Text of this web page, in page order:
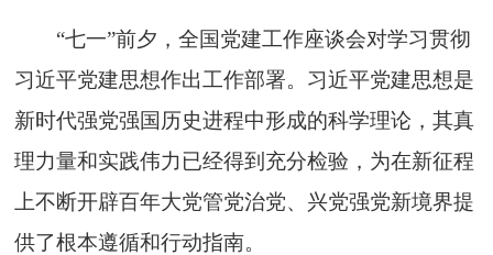
“七一”前夕，全国党建工作座谈会对学习贯彻
习近平党建思想作出工作部署。习近平党建思想是
新时代强党强国历史进程中形成的科学理论，其真
理力量和实践伟力已经得到充分检验，为在新征程
上不断开辟百年大党管党治党、兴党强党新境界提
供了根本遵循和行动指南。